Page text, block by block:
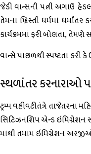
જેડી વાન્સની પત્ની અગાઉ
તેમના ખ્રિસ્તી ધર્મમાં
કાર્યક્રમમાં ફરી બોલતા,
વાન્સે પાછળથી સ્પષ્ટતા કરી
સ્થળાંતર કરનારાઓ
ટ્રમ્પ વહીવટીતંત્રે તાજેતરના
સિટિઝનશિપ એન્ડ ઇમિગ્રેશન
માંથી તમામ ઇમિગ્રેશન